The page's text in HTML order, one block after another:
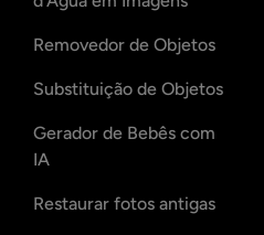
Removedor de Objetos
Substituição de Objetos
Gerador de Bebês com
IA
Restaurar fotos antigas